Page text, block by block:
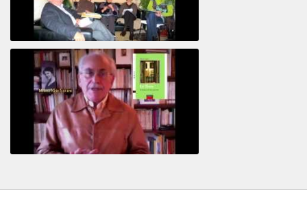
Revisitant le corps familial